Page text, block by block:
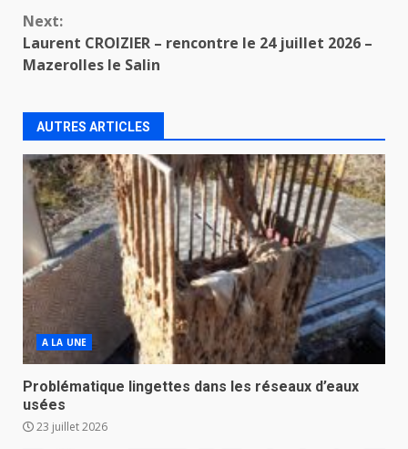
Next:
Laurent CROIZIER – rencontre le 24 juillet 2026 –
Mazerolles le Salin
AUTRES ARTICLES
A LA UNE
Problématique lingettes dans les réseaux d’eaux
usées
23 juillet 2026